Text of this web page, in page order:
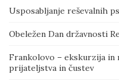
Usposabljanje reševalnih
Obeležen Dan državnosti
Frankolovo – ekskurzija
prijateljstva in čustev